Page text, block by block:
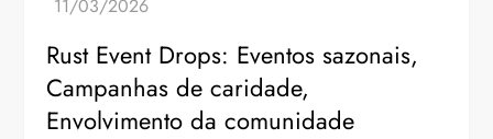
Rust Event Drops: Eventos sazonais,
Campanhas de caridade,
Envolvimento da comunidade